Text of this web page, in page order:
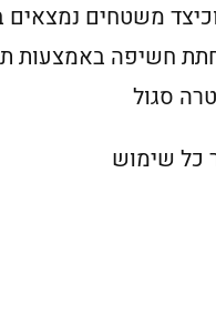
משטחים נמצאים
חשיפה באמצעות
סגול
כל שימוש